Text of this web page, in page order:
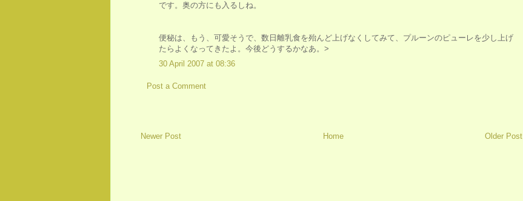
です。奥の方にも入るしね。
便秘は、もう、可愛そうで、数日離乳食を殆んど上げなくしてみて、プルーンのピューレを少し上げ
たらよくなってきたよ。今後どうするかなあ。>
30 April 2007 at 08:36
Post a Comment
Newer Post Older Post
Home